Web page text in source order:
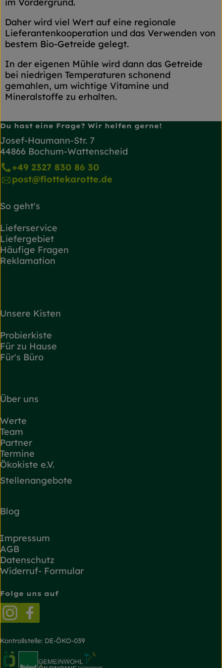
Daher wird viel Wert auf eine regionale
Lieferantenkooperation und das Verwenden von
bestem Bio-Getreide gelegt.
In der eigenen Mühle wird dann das Getreide
bei niedrigen Temperaturen schonend
gemahlen, um wichtige Vitamine und
Mineralstoffe zu erhalten.
Du hast eine Frage? Wir helfen gerne!
Josef-Haumann-Str. 7
44866 Bochum-Wattenscheid
+49 2327 830 86 30
post@flottekarotte.de
So geht's
Lieferservice
Liefergebiet
Häufige Fragen
Reklamation
Unsere Kisten
Probierkiste
Für zu Hause
Für's Büro
Über uns
Werte
Team
Partner
Termine
Ökokiste e.V.
Stellenangebote
Blog
Impressum
AGB
Datenschutz
Widerruf- Formular
Folge uns auf
Externer Link zu https://
Kontrollstelle: DE-ÖKO-039
Externer Link zu https://www.oekokiste.de/
Externer Link zu https://www.bioland.de/